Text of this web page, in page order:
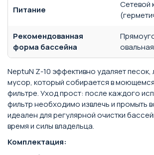
Питание
Сетевой
Рекомендованная
форма бассейна
NeptuN Z-10 эффективно удаляет песок,
мусор, который собирается в
фильтре. Уход прост: после каждого
фильтр необходимо извлечь и промыть
идеален для регулярной очистки
время и силы владельца.
Комплектация: